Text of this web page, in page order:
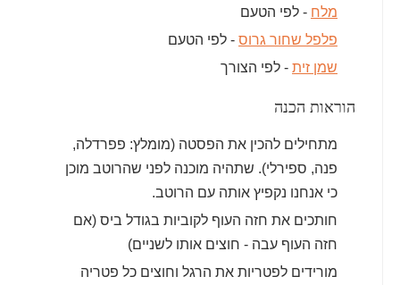
מלח - לפי הטעם
פלפל שחור גרוס - לפי הטעם
שמן זית - לפי הצורך
הוראות הכנה
מתחילים להכין את הפסטה (מומלץ: פפרדלה,
פנה, ספירלי). שתהיה מוכנה לפני שהרוטב מוכן
כי אנחנו נקפיץ אותה עם הרוטב.
חותכים את חזה העוף לקוביות בגודל ביס (אם
חזה העוף עבה - חוצים אותו לשניים)
מורידים לפטריות את הרגל וחוצים כל פטריה